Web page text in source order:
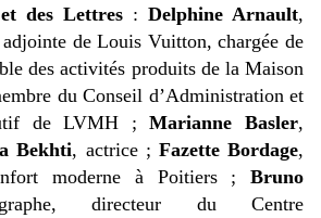
des Lettres : Delphine Arnault,
de Louis Vuitton, chargée de
des activités produits de la Maison
du Conseil d’Administration et
de LVMH ;Marianne Basler,
Bekhti, actrice ; Fazette Bordage,
moderne à Poitiers ; Bruno
directeur du Centre